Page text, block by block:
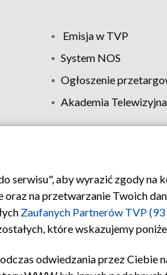
Emisja w TVP
System NOS
Ogłoszenie
Akademia Telewizyjna
Regulamin TVP
serwisu", aby wyrazić zgody na
na przetwarzanie Twoich
Zaufanych Partnerów TVP
które wskazujemy
odwiedzania przez Ciebie